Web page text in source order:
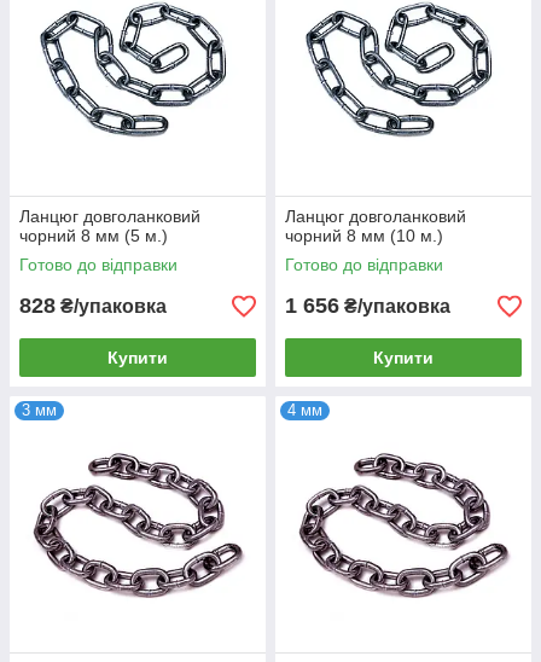
Ланцюг довголанковий
чорний 8 мм (5 м.)
Готово до відправки
828 ₴/упаковка
Купити
Ланцюг довголанковий
чорний 8 мм (10 м.)
Готово до відправки
1 656 ₴/упаковка
Купити
3 мм 4 мм